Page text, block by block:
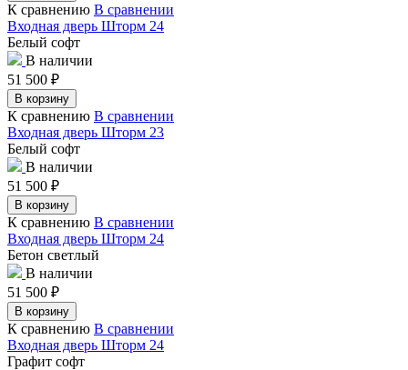
К сравнению В сравнении
Входная дверь Шторм 24
Белый софт
В наличии
51 500 ₽
В корзину
К сравнению В сравнении
Входная дверь Шторм 23
Белый софт
В наличии
51 500 ₽
В корзину
К сравнению В сравнении
Входная дверь Шторм 24
Бетон светлый
В наличии
51 500 ₽
В корзину
К сравнению В сравнении
Входная дверь Шторм 24
Графит софт